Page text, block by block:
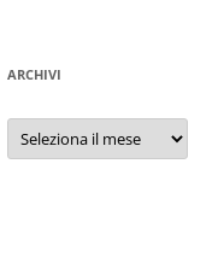
ARCHIVI
Archivi